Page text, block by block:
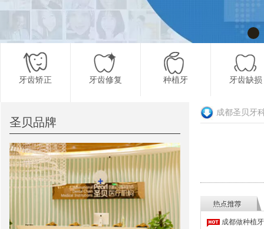
牙齿矫正 牙齿修复 种植牙 牙齿缺损
更多项目
成都圣贝牙
成都做种植
圣贝品牌